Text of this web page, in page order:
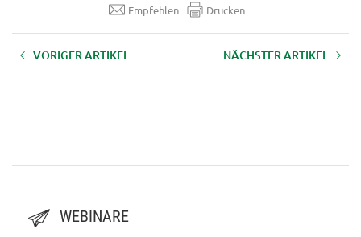
Empfehlen Drucken
VORIGER ARTIKEL NÄCHSTER ARTIKEL
WEBINARE